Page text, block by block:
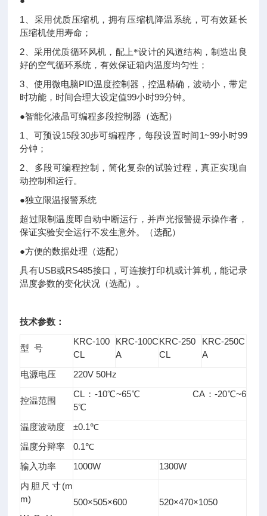
1、 采用优质压缩机，拥有压缩机降温系统，可有效延长
压缩机使用寿命；
2、 采用优质循环风机，配上*设计的风道结构，制造出良
好的空气循环系统，有效保证箱内温度均匀性；
3、 使用微电脑PID温度控制器，控温精确，波动小，带定
时功能，时间合理大设定值99小时99分钟。
●智能化液晶可编程多段控制器（选配）
1、可预设15段30步可编程序，每段设置时间1~99小时99
分钟；
2、
多段可编程控制，简化复杂的试验过程，真正实现自
动控制和运行。
●独立限温报警系统
超过限制温度即自动中断运行，并声光报警提示操作者，
保证实验安全运行不发生意外。
（选配）
●方便的数据处理（选配）
具有USB或RS485接口，可连接打印机或计算机，能记录
温度参数的变化状况（选配）。
技术参数：
型 号
KRC-100
CL
KRC-100C
A
KRC-250
CL
KRC-250C
A
电源电压
220V 50Hz
控温范围
CL：-10℃~65℃ CA：-20℃~6
5℃
温度波动度
±0.1℃
温度分辩率
0.1℃
输入功率
1000W
1300W
内胆尺寸(m
m)
500×505×600 520×470×1050